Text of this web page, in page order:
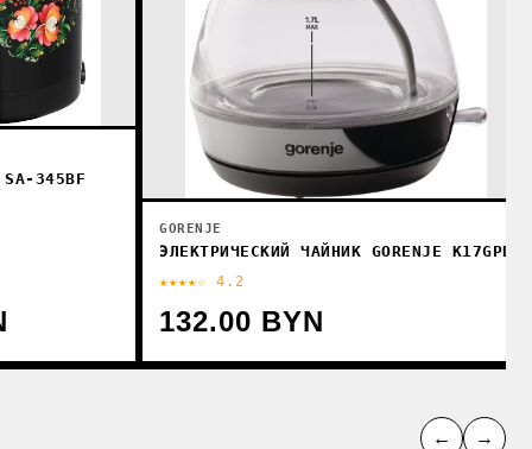
345BF
GORENJE
ЭЛЕКТРИЧЕСКИЙ ЧАЙНИК GORENJE K17GPD
★★★★☆ 4.2
132.00 BYN
← →